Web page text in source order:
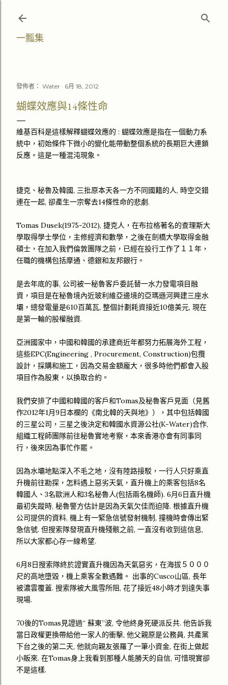
一瓢集
發佈者： Water 6月 18, 2012
蝴蝶效應與14條性命
維基百科是這樣解釋蝴蝶效應的 : 蝴蝶效應是指在一個動力系
統中，初始條件下微小的變化能帶動整個系統的長期巨大連鎖
反應。這是一種混沌現象。
捷克、秘魯及韓國, 三批原本天各一方不同國籍的人, 時空交錯
連在一起, 卻產生一宗奪去14條性命的悲劇.
Tomas Dusek(1975-2012), 捷克人，在布拉格著名的查理斯大
學取得學士學位，主修經濟和數學，之後在劍橋大學取得金融
碩士，在加入我們倫敦團隊之前，已經在投行工作了１１年，
任職的機構包括摩通、德銀和友邦銀行。
是去年底的事, 公司被一秘魯客戶委託替一水力發電項目融
資，項目是在秘魯境內近玻利維亞邊境的亞瑪遜河興建三座水
壩，總發電量是610百萬瓦, 整個計劃耗資接近10億美元, 現在
是第一輪的股權融資.
亞洲國家中，中國和韓國的承建商近年都努力拓展海外工程，
這些EPC(Engineering , Procurement, Construction)包攬
設計，採購和施工，因為交易金額龐大，很多時他們都會入股
項目作為股東，以換取合約。
我們安排了中國和韓國的客戶和Tomas及秘魯客戶見面（見舊
作2012年1月9日本欄的《南北韓的天與地》），其中包括韓國
的三星公司，三星之後決定和韓國水資源公社(K-Water)合作,
組織工程師團隊前往秘魯實地考察，本來香港亦會有同事同
行，後來因為事忙作罷。
因為水壩地點深入不毛之地，沒有陸路接駁，一行人只好乘直
升機前往勘探，怎料遇上惡劣天氣，直升機上的乘客包括8名
韓國人、3名歐洲人和3名秘魯人(包括兩名機師). 6月6日直升機
最初失蹤時, 秘魯警方估計是因為天氣欠佳而迫降. 根據直升機
公司提供的資料, 機上有一緊急信號發射機制, 撞機時會傳出緊
急信號. 但搜索隊發現直升機殘骸之前, 一直沒有收到這信息,
所以大家都心存一線希望.
6月8日搜索隊終於證實直升機因為天氣惡劣，在海拔５０００
尺的高地墮毀，機上乘客全數遇難。 出事的Cusco山區, 長年
被濃雲覆蓋. 搜索隊被大風雪所阻, 花了接近48小時才到達失事
現場.
70後的Tomas見證過“ 蘇東”波, 令他終身死硬派反共. 他告訴我
當日政權更換帶給他一家人的衝擊, 他父親原是公務員, 共產黨
下台之後的第二天, 他就向親友張羅了一筆小資金, 在街上做起
小販來. 在Tomas身上我看到那種人能勝天的自信, 可惜現實卻
不是這樣.